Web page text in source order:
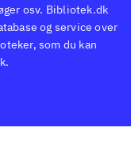
så
osv. Bibliotek.dk
og service over
som du kan